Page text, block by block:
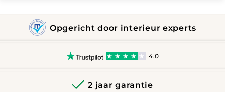
Opgericht door interieur experts
4.0
2 jaar garantie